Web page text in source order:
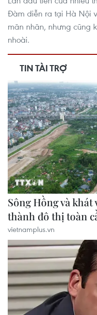
Đàm diễn ra tại Hà Nội
mãn nhãn, nhưng cũng
nhoài.